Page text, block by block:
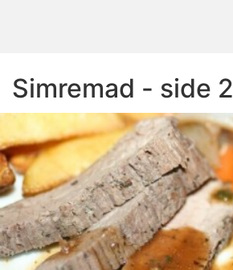
Simremad - side 2